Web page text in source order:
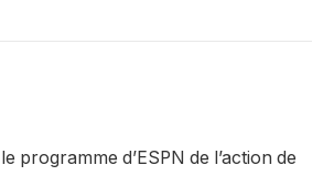
programme d’ESPN de l’action de